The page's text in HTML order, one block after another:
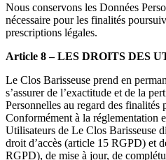
Nous conservons les Données
nécessaire pour les finalités
prescriptions légales.
Article 8 – LES DROITS DES
Le Clos Barisseuse prend en
s’assurer de l’exactitude et de la
Personnelles au regard des finalités
Conformément à la réglementation
Utilisateurs de Le Clos Barisseuse
droit d’accès (article 15 RGPD) et
RGPD), de mise à jour, de